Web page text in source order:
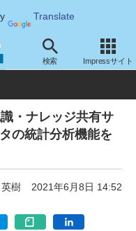
Translate
検索 Impressサイト
サービス コミュニケーショ
・ナレッジ共有サ
の統計分析機能を
樹 2021年6月8日 14:52